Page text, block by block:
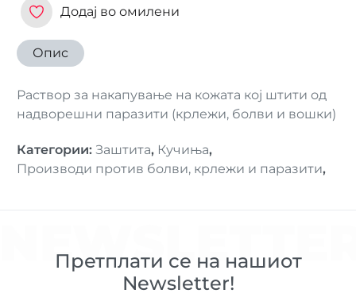
Додај во омилени
Опис
Раствор за накапување на кожата кој штити од
надворешни паразити (крлежи, болви и вошки)
Категории: Заштита, Кучиња,
Производи против болви, крлежи и паразити,
Претплати се на нашиот
Newsletter!